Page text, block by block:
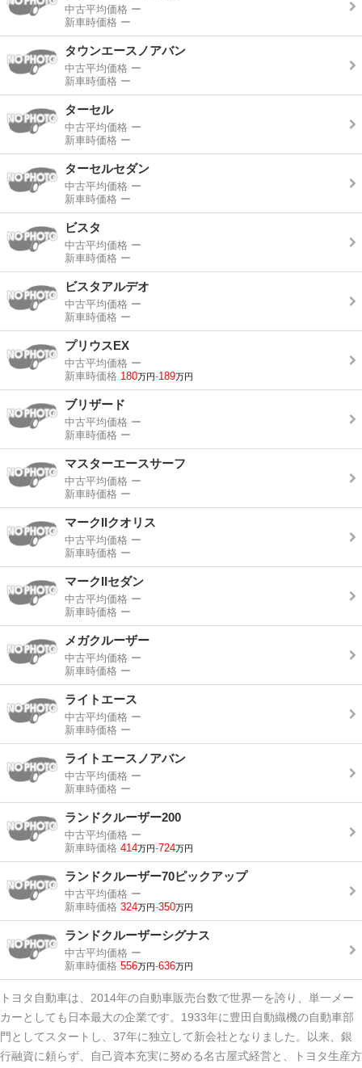
中古平均価格 ー
新車時価格 ー
タウンエースノアバン
中古平均価格 ー
新車時価格 ー
ターセル
中古平均価格 ー
新車時価格 ー
ターセルセダン
中古平均価格 ー
新車時価格 ー
ビスタ
中古平均価格 ー
新車時価格 ー
ビスタアルデオ
中古平均価格 ー
新車時価格 ー
プリウスEX
中古平均価格 ー
新車時価格 180万円-189万円
ブリザード
中古平均価格 ー
新車時価格 ー
マスターエースサーフ
中古平均価格 ー
新車時価格 ー
マークIIクオリス
中古平均価格 ー
新車時価格 ー
マークIIセダン
中古平均価格 ー
新車時価格 ー
メガクルーザー
中古平均価格 ー
新車時価格 ー
ライトエース
中古平均価格 ー
新車時価格 ー
ライトエースノアバン
中古平均価格 ー
新車時価格 ー
ランドクルーザー200
中古平均価格 ー
新車時価格 414万円-724万円
ランドクルーザー70ピックアップ
中古平均価格 ー
新車時価格 324万円-350万円
ランドクルーザーシグナス
中古平均価格 ー
新車時価格 556万円-636万円
トヨタ自動車は、2014年の自動車販売台数で世界一を誇り、単一メー
カーとしても日本最大の企業です。1933年に豊田自動織機の自動車部
門としてスタートし、37年に独立して新会社となりました。以来、銀
行融資に頼らず、自己資本充実に努める名古屋式経営と、トヨタ生産方